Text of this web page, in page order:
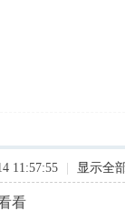
11:57:55 显示全
看